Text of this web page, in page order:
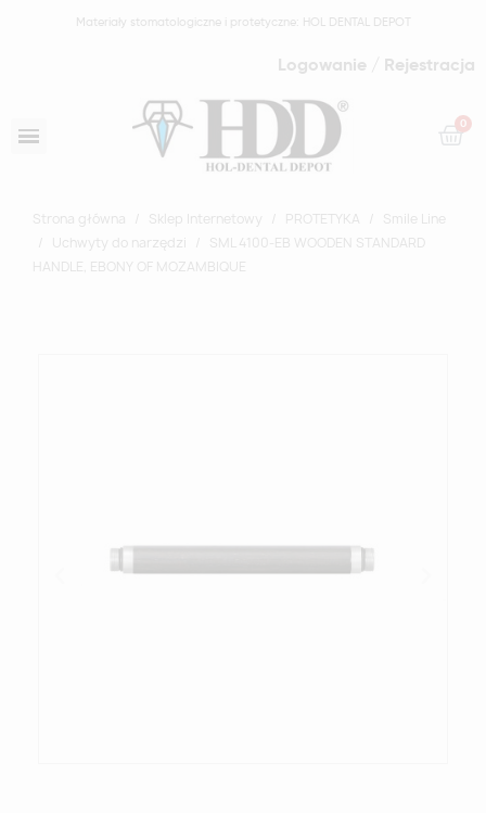
Materiały stomatologiczne i protetyczne: HOL DENTAL DEPOT
Logowanie / Rejestracja
Strona główna Sklep Internetowy PROTETYKA
Smile Line
Uchwyty do narzędzi
SML 4100-EB WOODEN STANDARD
HANDLE, EBONY OF MOZAMBIQUE